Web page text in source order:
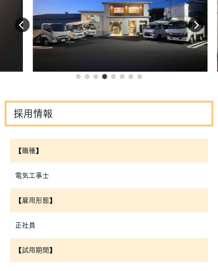
採用情報
【職種】
電気工事士
【雇用形態】
正社員
【試用期間】